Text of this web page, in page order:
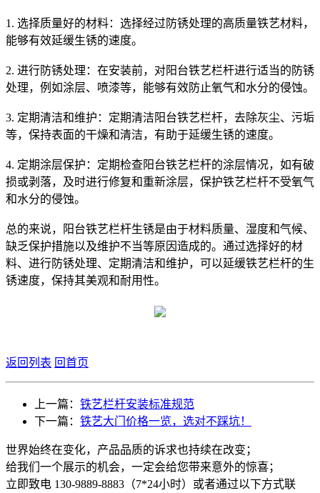
1. 选择质量好的材料：选择经过防锈处理的高质量铁艺材料，
能够有效延缓生锈的速度。
2. 进行防锈处理：在安装前，对阳台铁艺栏杆进行适当的防锈
处理，例如涂层、喷漆等，能够有效防止氧气和水分的侵蚀。
3. 定期清洁和维护：定期清洁阳台铁艺栏杆，去除灰尘、污垢
等，保持表面的干燥和清洁，有助于延缓生锈的速度。
4. 定期涂层保护：定期检查阳台铁艺栏杆的涂层情况，如有破
损或剥落，及时进行修复和重新涂层，保护铁艺栏杆不受氧气
和水分的侵蚀。
总的来说，阳台铁艺栏杆生锈是由于材料质量、湿度和气候、
缺乏保护措施以及维护不当等原因造成的。通过选择好的材
料、进行防锈处理、定期清洁和维护，可以延缓铁艺栏杆的生
锈速度，保持其美观和耐用性。
返回列表 回首页
上一篇： 铁艺栏杆安装标准规范
下一篇： 铁艺大门价格一览，选对不踩坑！
世界始终在变化，产品品质的诉求也持续在改变；
给我们一个展示的机会，一定会给您带来意外的惊喜；
立即致电 130-9889-8883（7*24小时）或者通过以下方式联